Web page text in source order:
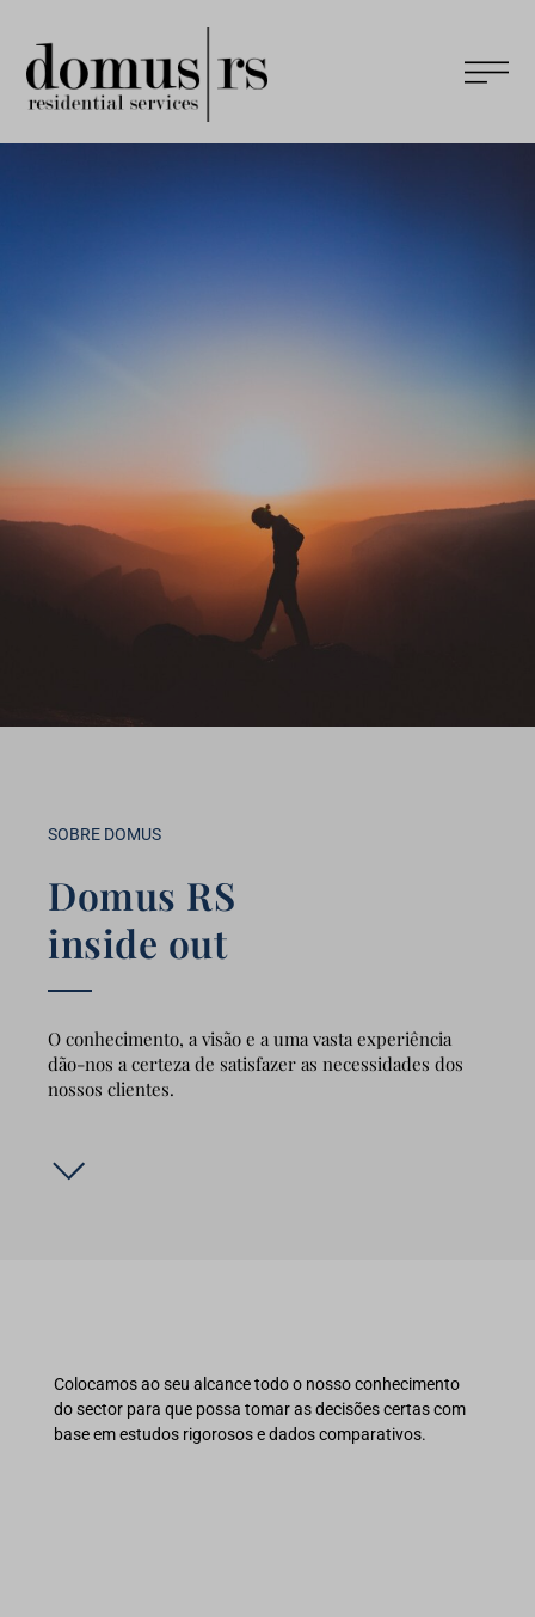
SOBRE DOMUS
Domus RS
inside out
O conhecimento, a visão e a uma vasta experiência
dão-nos a certeza de satisfazer as necessidades dos
nossos clientes.
Colocamos ao seu alcance todo o nosso conhecimento
do sector para que possa tomar as decisões certas com
base em estudos rigorosos e dados comparativos.